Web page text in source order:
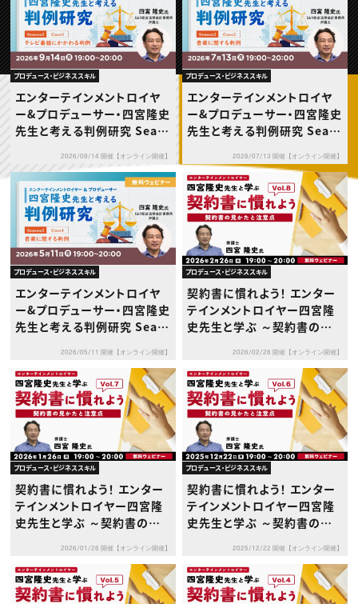
スキルアップしたい！
スキルアップしたい！ トップ
デザイン
プログラミング
動画配信・映像制作
編集・ライティング
マーケティング
ディレクション
業界解説・キャリア事情
お役立ち基礎知識
TOP Creator’s コラム
TOP Creator’s コラム トップ
Webクリエイター
アプリクリエイター
ゲームクリエイター
映像クリエイター
マーケッター
クリエイターインタビュー
C＆R Magazine
セミナー
ニュース・トレンド
ニュース・トレンド トップ
Web
映像
ゲーム・エンタメ
広告
出版
CREATIVE VILLAGEからのお知らせ
プロフェッショナル×つながる×メディア
プロデュース・ビジネススキル
エンターテインメントロイヤ
ー&プロデューサー・四宮隆史
先生と考える判例研究 Seas
かかわる判例～2026/09/14 開催【オンライン開催】
プロデュース・ビジネススキル
エンターテインメントロイヤ
ー&プロデューサー・四宮隆史
先生と考える判例研究 Seas
判例～
2026/07/13 開催【オンライン開催】
プロデュース・ビジネススキル
エンターテインメントロイヤ
ー&プロデューサー・四宮隆史
先生と考える判例研究 Seas
2026/05/11 開催【オンライン開催】
プロデュース・ビジネススキル
契約書に慣れよう！ エンター
テインメントロイヤー四宮隆
史先生と学ぶ ～契約書の見
2026/02/26 開催【オンライン開催】
プロデュース・ビジネススキル
契約書に慣れよう！ エンター
テインメントロイヤー四宮隆
史先生と学ぶ ～契約書の見
2026/01/26 開催【オンライン開催】
プロデュース・ビジネススキル
契約書に慣れよう！ エンター
テインメントロイヤー四宮隆
史先生と学ぶ ～契約書の見
2025/12/22 開催【オンライン開催】